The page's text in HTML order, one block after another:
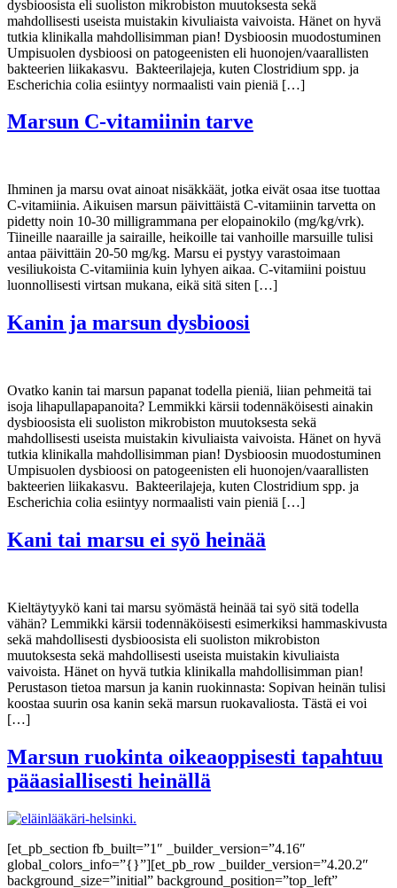
dysbioosista eli suoliston mikrobiston muutoksesta sekä
mahdollisesti useista muistakin kivuliaista vaivoista. Hänet on hyvä
tutkia klinikalla mahdollisimman pian! Dysbioosin muodostuminen
Umpisuolen dysbioosi on patogeenisten eli huonojen/vaarallisten
bakteerien liikakasvu. Bakteerilajeja, kuten Clostridium spp. ja
Escherichia colia esiintyy normaalisti vain pieniä […]
Marsun C-vitamiinin tarve
Ihminen ja marsu ovat ainoat nisäkkäät, jotka eivät osaa itse tuottaa
C-vitamiinia. Aikuisen marsun päivittäistä C-vitamiinin tarvetta on
pidetty noin 10-30 milligrammana per elopainokilo (mg/kg/vrk).
Tiineille naaraille ja sairaille, heikoille tai vanhoille marsuille tulisi
antaa päivittäin 20-50 mg/kg. Marsu ei pystyy varastoimaan
vesiliukoista C-vitamiinia kuin lyhyen aikaa. C-vitamiini poistuu
luonnollisesti virtsan mukana, eikä sitä siten […]
Kanin ja marsun dysbioosi
Ovatko kanin tai marsun papanat todella pieniä, liian pehmeitä tai
isoja lihapullapapanoita? Lemmikki kärsii todennäköisesti ainakin
dysbioosista eli suoliston mikrobiston muutoksesta sekä
mahdollisesti useista muistakin kivuliaista vaivoista. Hänet on hyvä
tutkia klinikalla mahdollisimman pian! Dysbioosin muodostuminen
Umpisuolen dysbioosi on patogeenisten eli huonojen/vaarallisten
bakteerien liikakasvu. Bakteerilajeja, kuten Clostridium spp. ja
Escherichia colia esiintyy normaalisti vain pieniä […]
Kani tai marsu ei syö heinää
Kieltäytyykö kani tai marsu syömästä heinää tai syö sitä todella
vähän? Lemmikki kärsii todennäköisesti esimerkiksi hammaskivusta
sekä mahdollisesti dysbioosista eli suoliston mikrobiston
muutoksesta sekä mahdollisesti useista muistakin kivuliaista
vaivoista. Hänet on hyvä tutkia klinikalla mahdollisimman pian!
Perustason tietoa marsun ja kanin ruokinnasta: Sopivan heinän tulisi
koostaa suurin osa kanin sekä marsun ruokavaliosta. Tästä ei voi
[…]
Marsun ruokinta oikeaoppisesti tapahtuu
pääasiallisesti heinällä
[et_pb_section fb_built=”1″ _builder_version=”4.16″
global_colors_info=”{}”][et_pb_row _builder_version=”4.20.2″
background_size=”initial” background_position=”top_left”